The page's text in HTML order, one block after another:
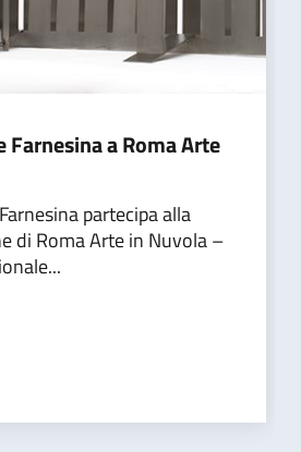
Farnesina a Roma Arte
partecipa alla
di Roma Arte in Nuvola –